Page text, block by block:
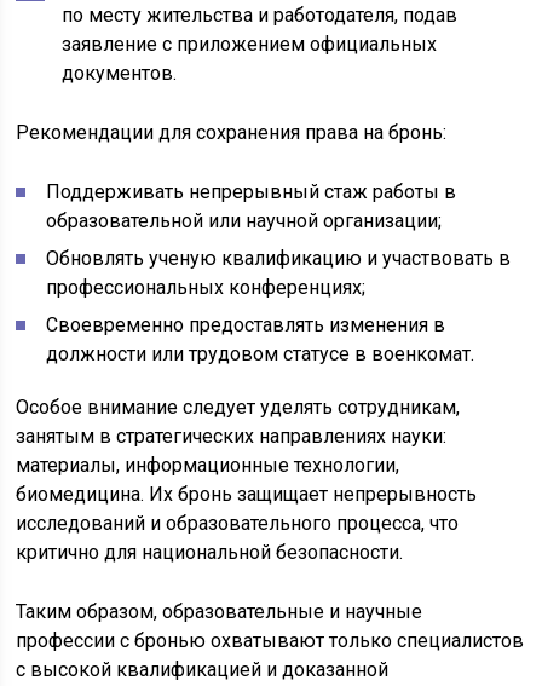
по месту жительства и работодателя, подав
заявление с приложением официальных
документов.
Рекомендации для сохранения права на бронь:
Поддерживать непрерывный стаж работы в
образовательной или научной организации;
Обновлять ученую квалификацию и участвовать в
профессиональных конференциях;
Своевременно предоставлять изменения в
должности или трудовом статусе в военкомат.
Особое внимание следует уделять сотрудникам,
занятым в стратегических направлениях науки:
материалы, информационные технологии,
биомедицина. Их бронь защищает непрерывность
исследований и образовательного процесса, что
критично для национальной безопасности.
Таким образом, образовательные и научные
профессии с бронью охватывают только специалистов
с высокой квалификацией и доказанной